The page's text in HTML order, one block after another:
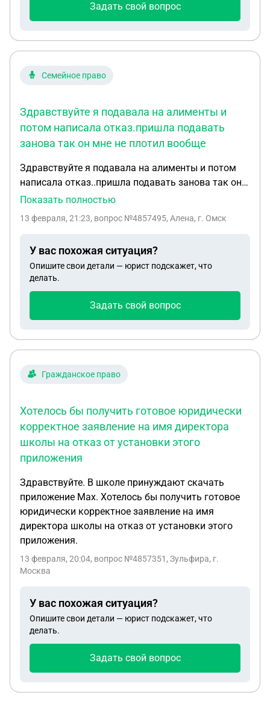
Задать свой вопрос
Семейное право
Здравствуйте я подавала на алименты и
потом написала отказ.пришла подавать
занова так он мне не плотил вообще
Здравствуйте я подавала на алименты и потом
написала отказ..пришла подавать занова так он
мне не плотил вообще потом денег на
расматривать так как я подавала уже на
возобнлвиои дел
Показать полностью
13 февраля, 21:23, вопрос №4857495, Алена, г. Омск
У вас похожая ситуация?
Опишите свои детали — юрист подскажет, что
делать.
Задать свой вопрос
Гражданское право
Хотелось бы получить готовое юридически
корректное заявление на имя директора
школы на отказ от установки этого
приложения
Здравствуйте. В школе принуждают скачать
приложение Max. Хотелось бы получить готовое
юридически корректное заявление на имя
директора школы на отказ от установки этого
приложения.
13 февраля, 20:04, вопрос №4857351, Зульфира, г.
Москва
У вас похожая ситуация?
Опишите свои детали — юрист подскажет, что
делать.
Задать свой вопрос